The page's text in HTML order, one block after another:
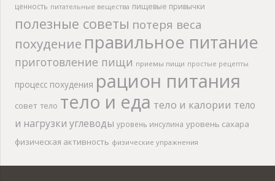
ценность питательные вещества пищевые привычки
полезные советы потеря веса
похудение правильное питание
приготовление пищи приемы пищи простые рецепты
процесс похудения рацион питания
совет тело тело и еда тело и калории тело
и нагрузки углеводы уровень инсулина уровень сахара
физическая активность физические упражнения